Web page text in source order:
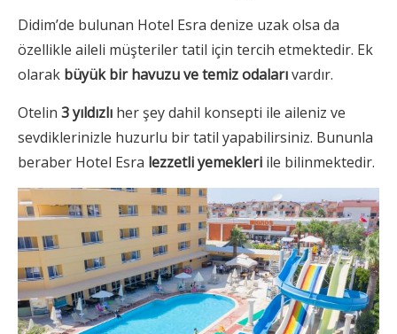
Didim’de bulunan Hotel Esra denize uzak olsa da
özellikle aileli müşteriler tatil için tercih etmektedir. Ek
olarak büyük bir havuzu ve temiz odalarıvardır.
Otelin 3 yıldızlı her şey dahil konsepti ile aileniz ve
sevdiklerinizle huzurlu bir tatil yapabilirsiniz. Bununla
beraber Hotel Esra lezzetli yemekleri ile bilinmektedir.